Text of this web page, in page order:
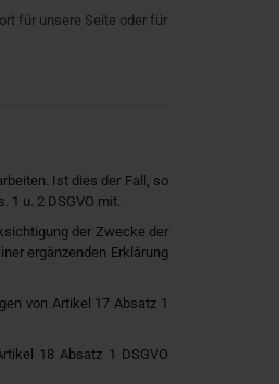
für unsere Seite oder für
Ist dies der Fall, so
1 u. 2 DSGVO mit.
der Zwecke der
ergänzenden Erklärung
von Artikel 17 Absatz 1
18 Absatz 1 DSGVO